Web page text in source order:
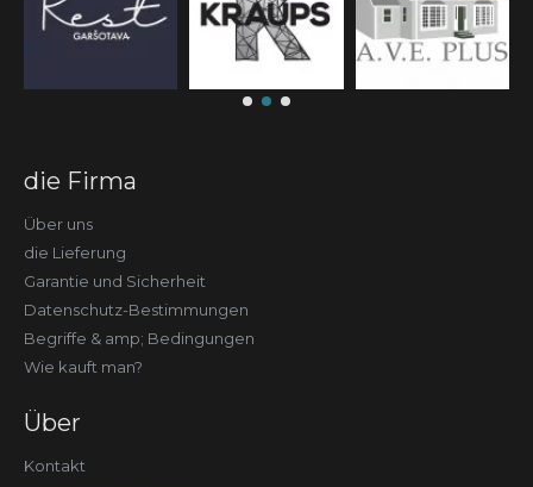
die Firma
Über uns
die Lieferung
Garantie und Sicherheit
Datenschutz-Bestimmungen
Begriffe & amp; Bedingungen
Wie kauft man?
Über
Kontakt